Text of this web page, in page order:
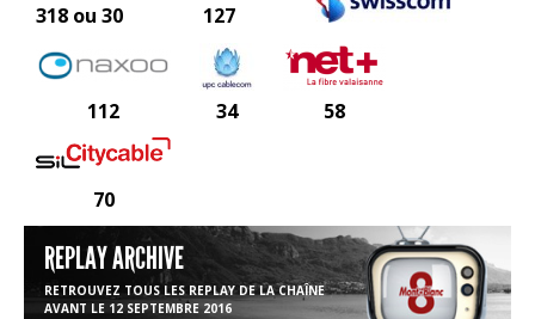
318 ou 30 127
112 34 58
70
REPLAY ARCHIVE
RETROUVEZ TOUS LES REPLAY DE LA CHAÎNE
AVANT LE 12 SEPTEMBRE 2016